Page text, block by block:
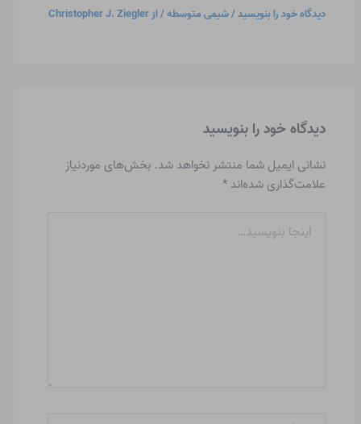
دیدگاه‌ خود را بنویسید/شیمی متوسطه/ از Christopher J. Ziegler
دیدگاه‌ خود را بنویسید
نشانی ایمیل شما منتشر نخواهد شد. بخش‌های موردنیاز
علامت‌گذاری شده‌اند*
بنویسید…